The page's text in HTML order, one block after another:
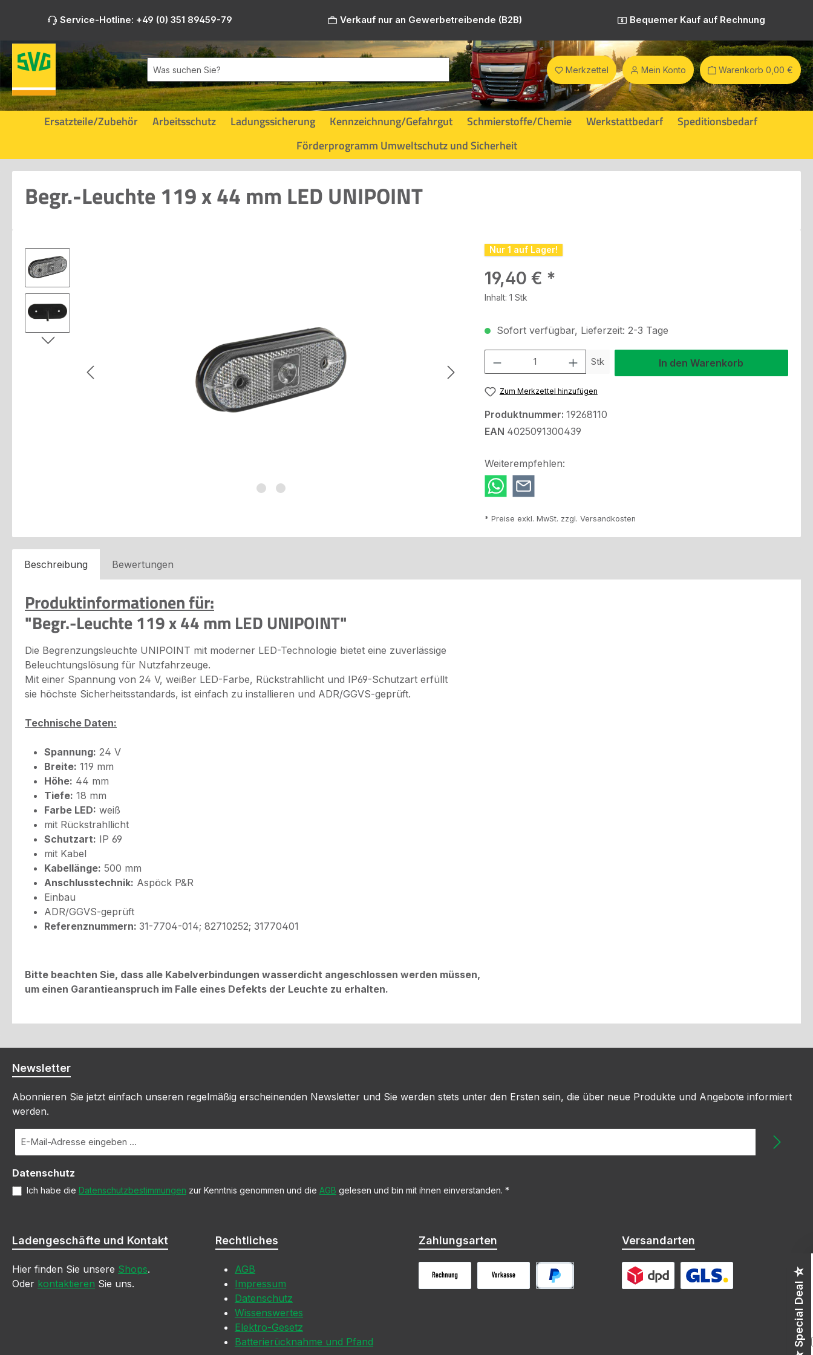
Hauptinhalt springen
Zur Suche springen
Zur Hauptnavigation springen
Service-Hotline: +49 (0) 351 89459-79 Verkauf nur an Gewerbetreibende (B2B) Bequemer Kauf auf Rechnung
Merkzettel Mein Konto Warenkorb 0,00 €
Ersatzteile/Zubehör Arbeitsschutz Ladungssicherung Kennzeichnung/Gefahrgut Schmierstoffe/Chemie Werkstattbedarf
Speditionsbedarf
Förderprogramm Umweltschutz und Sicherheit
Begr.-Leuchte 119 x 44 mm LED UNIPOINT
Bildergalerie überspringen Nur 1 auf Lager!
Regulärer Preis:
19,40 €
Inhalt: 1 Stk
Sofort verfügbar, Lieferzeit: 2-3 Tage
Stk In den Warenkorb
Zum Merkzettel hinzufügen
Produktnummer: 19268110
EAN 4025091300439
Weiterempfehlen:
* Preise exkl. MwSt. zzgl. Versandkosten
Beschreibung Bewertungen
Produktinformationen für:
"Begr.-Leuchte 119 x 44 mm LED UNIPOINT"
Die Begrenzungsleuchte UNIPOINT mit moderner LED-Technologie bietet eine zuverlässige
Beleuchtungslösung für Nutzfahrzeuge.
Mit einer Spannung von 24 V, weißer LED-Farbe, Rückstrahllicht und IP69-Schutzart erfüllt
sie höchste Sicherheitsstandards, ist einfach zu installieren und ADR/GGVS-geprüft.
Technische Daten:
Spannung: 24 V
Breite: 119 mm
Höhe: 44 mm
Tiefe: 18 mm
Farbe LED: weiß
mit Rückstrahllicht
Schutzart: IP 69
mit Kabel
Kabellänge: 500 mm
Anschlusstechnik: Aspöck P&R
Einbau
ADR/GGVS-geprüft
Referenznummern: 31-7704-014; 82710252; 31770401
Bitte beachten Sie, dass alle Kabelverbindungen wasserdicht angeschlossen werden müssen,
um einen Garantieanspruch im Falle eines Defekts der Leuchte zu erhalten.
Newsletter
Abonnieren Sie jetzt einfach unseren regelmäßig erscheinenden Newsletter und Sie werden stets unter den Ersten sein, die über neue Produkte und Angebote informiert
werden.
Mail-
*
Datenschutz
Ich habe die Datenschutzbestimmungen zur Kenntnis genommen und die AGB gelesen und bin mit ihnen einverstanden. *
Ladengeschäfte und Kontakt
Hier finden Sie unsere Shops.
Oder kontaktieren Sie uns.
Rechtliches
AGB
Impressum
Datenschutz
Wissenswertes
Elektro-Gesetz
Batterierücknahme und Pfand
Zahlungsarten Versandarten
☆ Special Deal ☆